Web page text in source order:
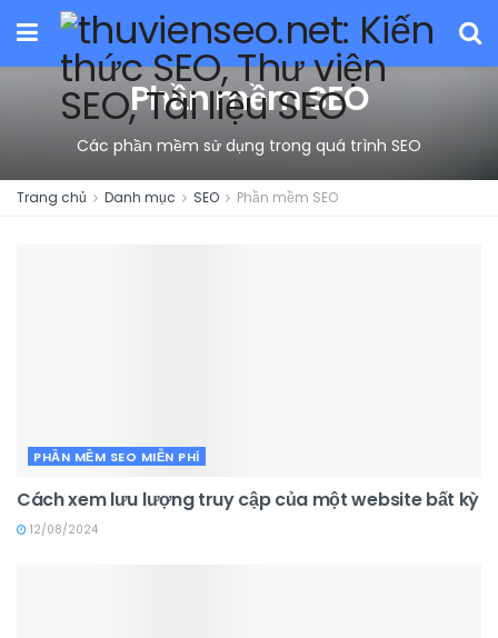
Phần mềm SEO
Các phần mềm sử dụng trong quá trình SEO
Trang chủ Danh mục SEO Phần mềm SEO
PHẦN MỀM SEO MIỄN PHÍ
Cách xem lưu lượng truy cập của một website bất kỳ
12/08/2024